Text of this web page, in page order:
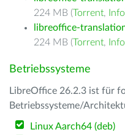
224 MB (Torrent, Info
libreoffice-
224 MB (Torrent, Info
Betriebssysteme
LibreOffice 26.2.3 ist für
Betriebssysteme/
Linux Aarch64 (deb)